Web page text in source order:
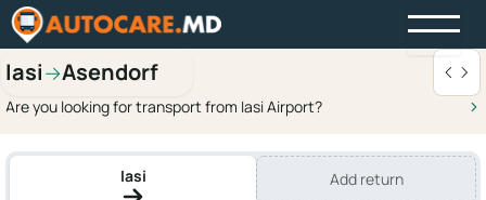
Iasi→Asendorf
Are you looking for transport from Iasi Airport?
Iasi Add return